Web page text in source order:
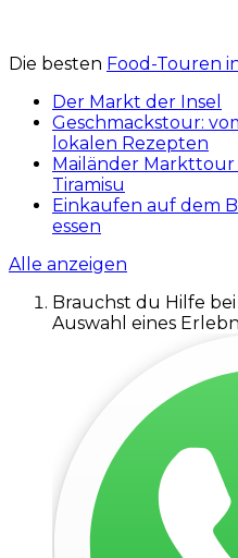
Die besten Food-Touren
Der Markt der Insel
Geschmackstour:
lokalen Rezepten
Mailänder Markttour
Tiramisu
Einkaufen auf dem
essen
Alle anzeigen
Brauchst du Hilfe
Auswahl eines